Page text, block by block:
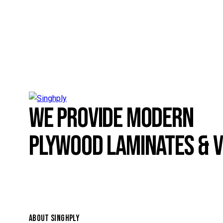
WE PROVIDE MODERN
PLYWOOD LAMINATES &
ABOUT SINGHPLY